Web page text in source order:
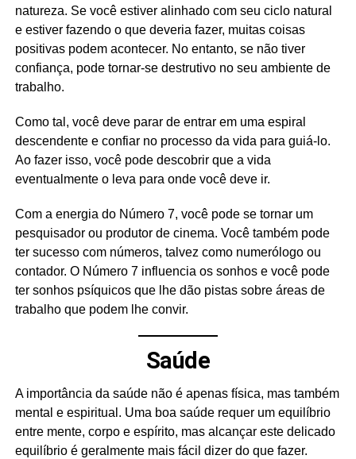
natureza. Se você estiver alinhado com seu ciclo natural
e estiver fazendo o que deveria fazer, muitas coisas
positivas podem acontecer. No entanto, se não tiver
confiança, pode tornar-se destrutivo no seu ambiente de
trabalho.
Como tal, você deve parar de entrar em uma espiral
descendente e confiar no processo da vida para guiá-lo.
Ao fazer isso, você pode descobrir que a vida
eventualmente o leva para onde você deve ir.
Com a energia do Número 7, você pode se tornar um
pesquisador ou produtor de cinema. Você também pode
ter sucesso com números, talvez como numerólogo ou
contador. O Número 7 influencia os sonhos e você pode
ter sonhos psíquicos que lhe dão pistas sobre áreas de
trabalho que podem lhe convir.
Saúde
A importância da saúde não é apenas física, mas também
mental e espiritual. Uma boa saúde requer um equilíbrio
entre mente, corpo e espírito, mas alcançar este delicado
equilíbrio é geralmente mais fácil dizer do que fazer.